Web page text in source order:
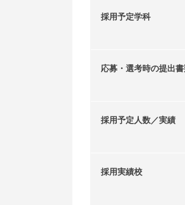
採用予定学科
応募・選考時の提出
採用予定人数／実績
採用実績校